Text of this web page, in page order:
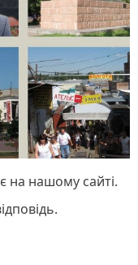
на нашому сайті.